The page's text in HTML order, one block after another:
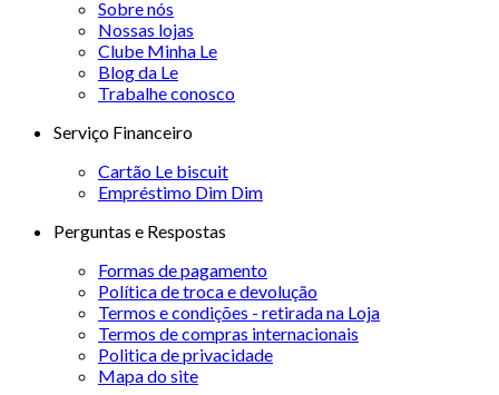
Sobre nós
Nossas lojas
Clube Minha Le
Blog da Le
Trabalhe conosco
Serviço Financeiro
Cartão Le biscuit
Empréstimo Dim Dim
Perguntas e Respostas
Formas de pagamento
Política de troca e devolução
Termos e condições - retirada na Loja
Termos de compras internacionais
Politica de privacidade
Mapa do site